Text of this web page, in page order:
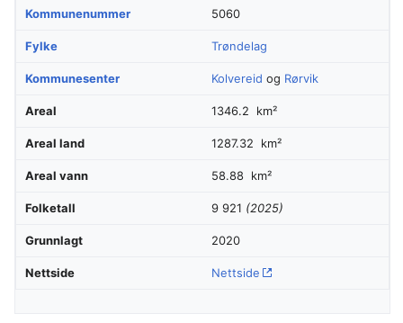
Kommunenummer 5060
Fylke Trøndelag
Kommunesenter Kolvereid og Rørvik
Areal 1346.2 km²
Areal land 1287.32 km²
Areal vann 58.88 km²
Folketall 9 921 (2025)
Grunnlagt 2020
Nettside Nettside